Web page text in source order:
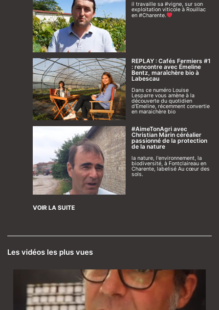
il travaille sa #vigne, sur son
exploitation viticole à Rouillac
en #Charente.
REPLAY : Cafés Fermiers #1
: rencontre avec Émeline
Bentz, maraîchère bio à
Labescau
Dans ce numéro Louise
Lesparre vous amène à la
découverte du quotidien
d'Emeline, récemment convertie
en maraichère bio
#AimeTonAgri avec
Christian Marin céréalier
passionné de la protection
de la nature
la nature, l'environnement, la
biodiversité, à Fontclaireau en
Charente, labelisé Au cœur des
sols.
VOIR LA SUITE
Les vidéos les plus vues